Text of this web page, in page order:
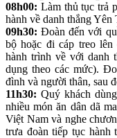
08h00: Làm thủ tục trả
hành về danh thắng Yên
09h30: Đoàn đến với
bộ hoặc đi cáp treo
hành trình về với danh
dụng theo các mức).
đình và người thân, sau
11h30: Quý khách
nhiều món ăn dân dã
Việt Nam và nghe
trưa đoàn tiếp tục hành